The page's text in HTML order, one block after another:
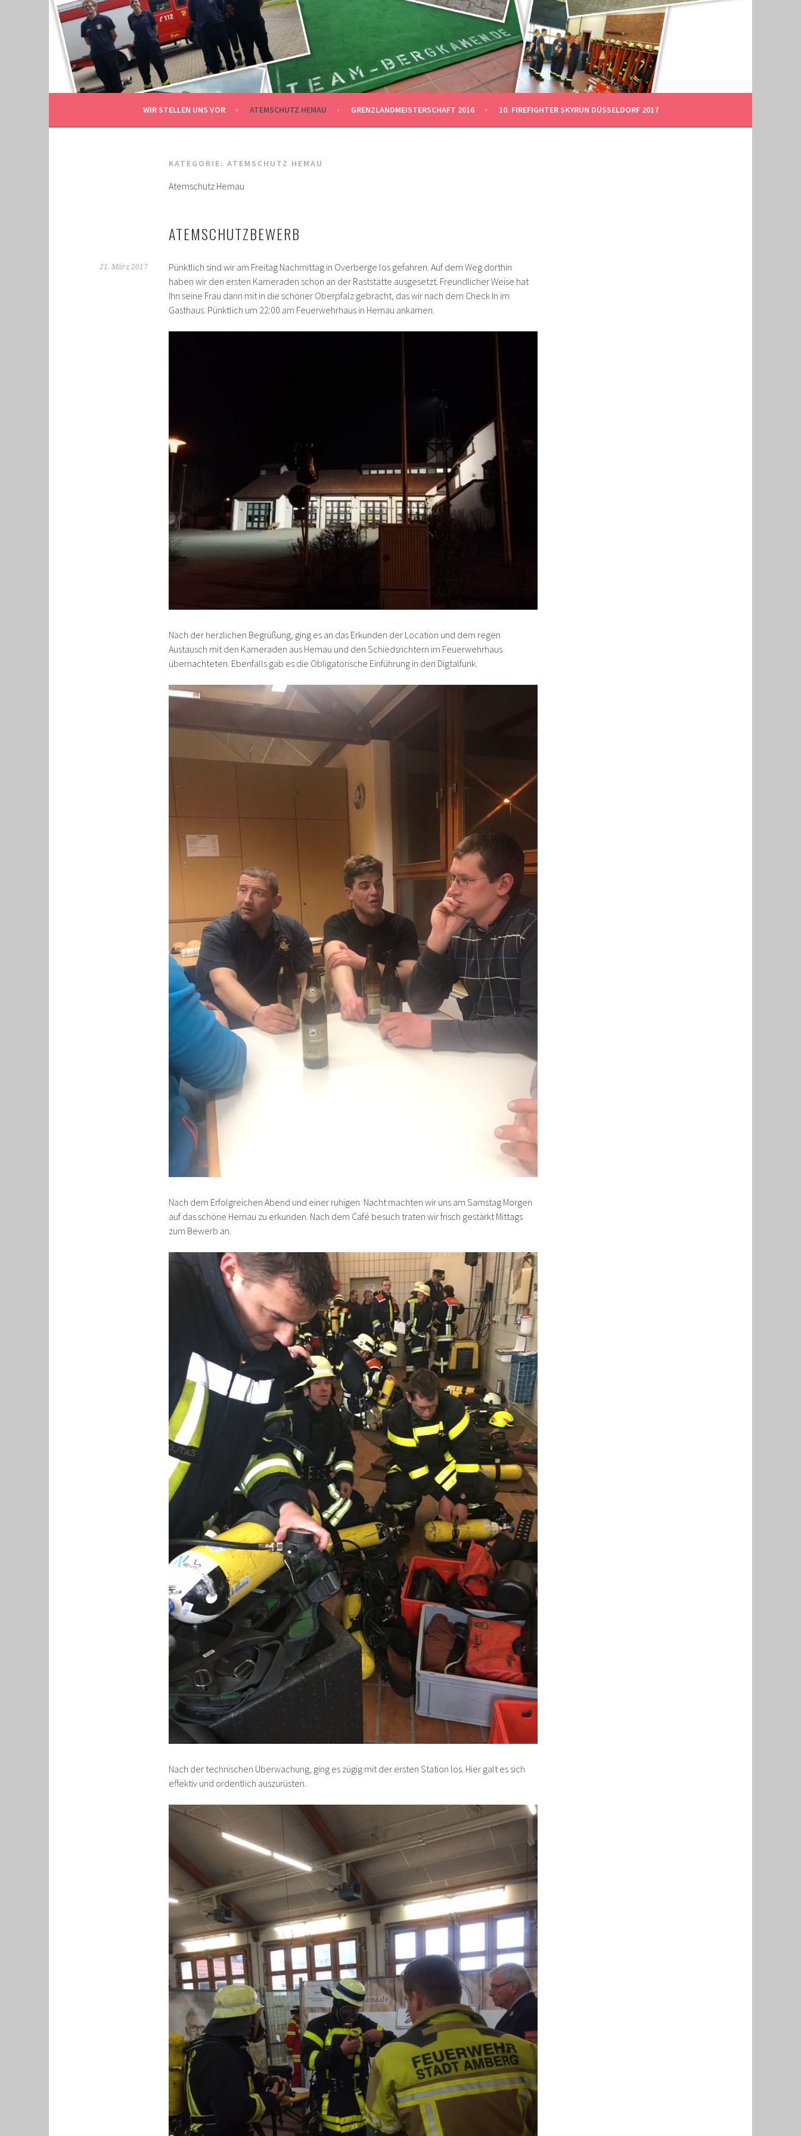
Springe
zum
Inhalt
GRENZLANDMEISTERSCHAFT 2016
GESCHICHTEN DER BEWERBSGRUPPE BERGKAMEN
WIR STELLEN UNS VOR ATEMSCHUTZ HEMAU GRENZLANDMEISTERSCHAFT 2016 10. FIREFIGHTER SKYRUN DÜSSELDORF 2017
KATEGORIE: ATEMSCHUTZ HEMAU
Atemschutz Hemau
ATEMSCHUTZBEWERB
21. März 2017
Pünktlich sind wir am Freitag Nachmittag in Overberge los gefahren. Auf dem Weg dorthin
haben wir den ersten Kameraden schon an der Raststätte ausgesetzt. Freundlicher Weise hat
Ihn seine Frau dann mit in die schöner Oberpfalz gebracht, das wir nach dem Check In im
Gasthaus. Pünktlich um 22:00 am Feuerwehrhaus in Hemau ankamen.
Nach der herzlichen Begrüßung, ging es an das Erkunden der Location und dem regen
Austausch mit den Kameraden aus Hemau und den Schiedsrichtern im Feuerwehrhaus
übernachteten. Ebenfalls gab es die Obligatorische Einführung in den Digtalfunk.
Nach dem Erfolgreichen Abend und einer ruhigen Nacht machten wir uns am Samstag Morgen
auf das schöne Hemau zu erkunden. Nach dem Café besuch traten wir frisch gestärkt Mittags
zum Bewerb an.
Nach der technischen Überwachung, ging es zügig mit der ersten Station los. Hier galt es sich
effektiv und ordentlich auszurüsten.